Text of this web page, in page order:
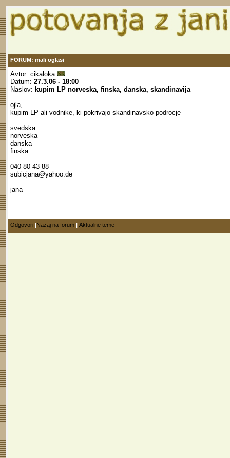
FORUM: mali oglasi
Avtor: cikaloka
Datum: 27.3.06 - 18:00
Naslov: kupim LP norveska, finska, danska, skandinavija
ojla,
kupim LP ali vodnike, ki pokrivajo skandinavsko podrocje
svedska
norveska
danska
finska
040 80 43 88
subicjana@yahoo.de
jana
Odgovori |Nazaj na forum | Aktualne teme